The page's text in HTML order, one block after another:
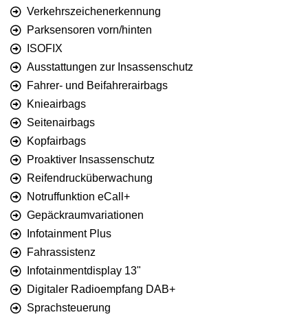
Verkehrszeichenerkennung
Parksensoren vorn/hinten
ISOFIX
Ausstattungen zur Insassenschutz
Fahrer- und Beifahrerairbags
Knieairbags
Seitenairbags
Kopfairbags
Proaktiver Insassenschutz
Reifendrucküberwachung
Notruffunktion eCall+
Gepäckraumvariationen
Infotainment Plus
Fahrassistenz
Infotainmentdisplay 13"
Digitaler Radioempfang DAB+
Sprachsteuerung